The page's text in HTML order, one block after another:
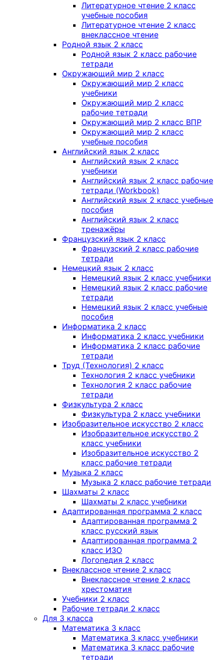
Литературное чтение 2 класс
учебные пособия
Литературное чтение 2 класс
внеклассное чтение
Родной язык 2 класс
Родной язык 2 класс рабочие
тетради
Окружающий мир 2 класс
Окружающий мир 2 класс
учебники
Окружающий мир 2 класс
рабочие тетради
Окружающий мир 2 класс ВПР
Окружающий мир 2 класс
учебные пособия
Английский язык 2 класс
Английский язык 2 класс
учебники
Английский язык 2 класс рабочие
тетради (Workbook)
Английский язык 2 класс учебные
пособия
Английский язык 2 класс
тренажёры
Французский язык 2 класс
Французский 2 класс рабочие
тетради
Немецкий язык 2 класс
Немецкий язык 2 класс учебники
Немецкий язык 2 класс рабочие
тетради
Немецкий язык 2 класс учебные
пособия
Информатика 2 класс
Информатика 2 класс учебники
Информатика 2 класс рабочие
тетради
Труд (Технология) 2 класс
Технология 2 класс учебники
Технология 2 класс рабочие
тетради
Физкультура 2 класс
Физкультура 2 класс учебники
Изобразительное искусство 2 класс
Изобразительное искусство 2
класс учебники
Изобразительное искусство 2
класс рабочие тетради
Музыка 2 класс
Музыка 2 класс рабочие тетради
Шахматы 2 класс
Шахматы 2 класс учебники
Адаптированная программа 2 класс
Адаптированная программа 2
класс русский язык
Адаптированная программа 2
класс ИЗО
Логопедия 2 класс
Внеклассное чтение 2 класс
Внеклассное чтение 2 класс
хрестоматия
Учебники 2 класс
Рабочие тетради 2 класс
Для 3 класса
Математика 3 класс
Математика 3 класс учебники
Математика 3 класс рабочие
тетради